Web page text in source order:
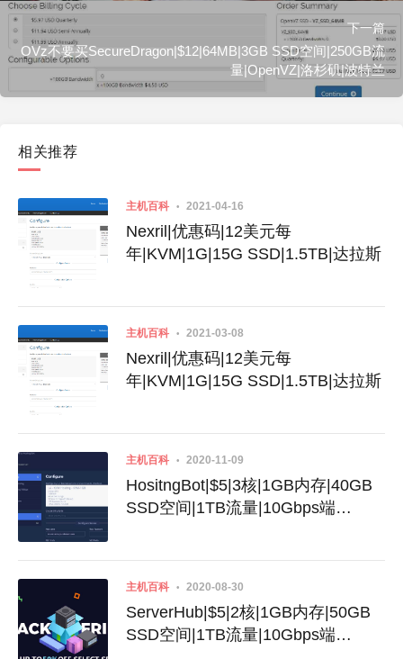
下一篇
OVz不要买SecureDragon|$12|64MB|3GB SSD空间|250GB流
量|OpenVZ|洛杉矶|波特兰
相关推荐
主机百科 2021-04-16
Nexril|优惠码|12美元每
年|KVM|1G|15G SSD|1.5TB|达拉斯
主机百科 2021-03-08
Nexril|优惠码|12美元每
年|KVM|1G|15G SSD|1.5TB|达拉斯
主机百科 2020-11-09
HositngBot|$5|3核|1GB内存|40GB
SSD空间|1TB流量|10Gbps端
主机百科 2020-08-30
ServerHub|$5|2核|1GB内存|50GB
SSD空间|1TB流量|10Gbps端